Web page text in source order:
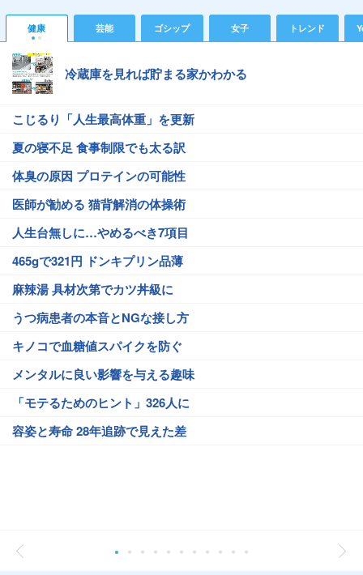
健康 芸能 ゴシップ 女子 トレンド
冷蔵庫を見れば貯まる家かわかる
こじるり「人生最高体重」を更新
夏の寝不足 食事制限でも太る訳
体臭の原因 プロテインの可能性
医師が勧める 猫背解消の体操術
人生台無しに…やめるべき7項目
465gで321円 ドンキプリン品薄
麻辣湯 具材次第でカツ丼級に
うつ病患者の本音とNGな接し方
キノコで血糖値スパイクを防ぐ
メンタルに良い影響を与える趣味
「モテるためのヒント」326人に
容姿と寿命 28年追跡で見えた差